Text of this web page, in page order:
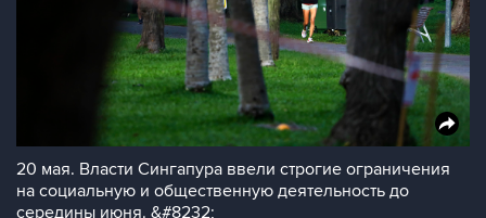
20 мая. Власти Сингапура ввели строгие ограничения
на социальную и общественную деятельность до
середины июня. &#8232;